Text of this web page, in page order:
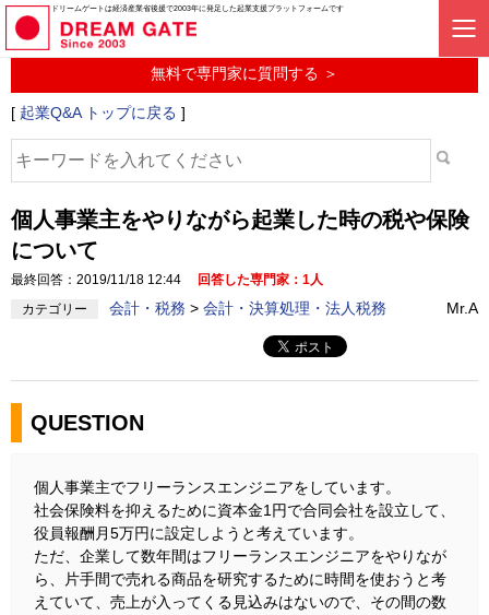
ドリームゲートは経済産業省後援で2003年に発足した起業支援プラットフォームです
起業に関するみんなの質問投稿サービス
起業Q&A
無料で専門家に質問する ＞
[ 起業Q&A トップに戻る ]
個人事業主をやりながら起業した時の税や保険
について
最終回答：2019/11/18 12:44
回答した専門家：1人
カテゴリー
会計・税務 > 会計・決算処理・法人税務 Mr.A
QUESTION
個人事業主でフリーランスエンジニアをしています。
社会保険料を抑えるために資本金1円で合同会社を設立して、
役員報酬月5万円に設定しようと考えています。
ただ、企業して数年間はフリーランスエンジニアをやりなが
ら、片手間で売れる商品を研究するために時間を使おうと考
えていて、売上が入ってくる見込みはないので、その間の数